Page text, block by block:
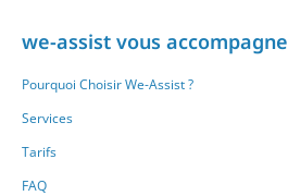
we-assist vous accompagne
Pourquoi Choisir We-Assist ?
Services
Tarifs
FAQ